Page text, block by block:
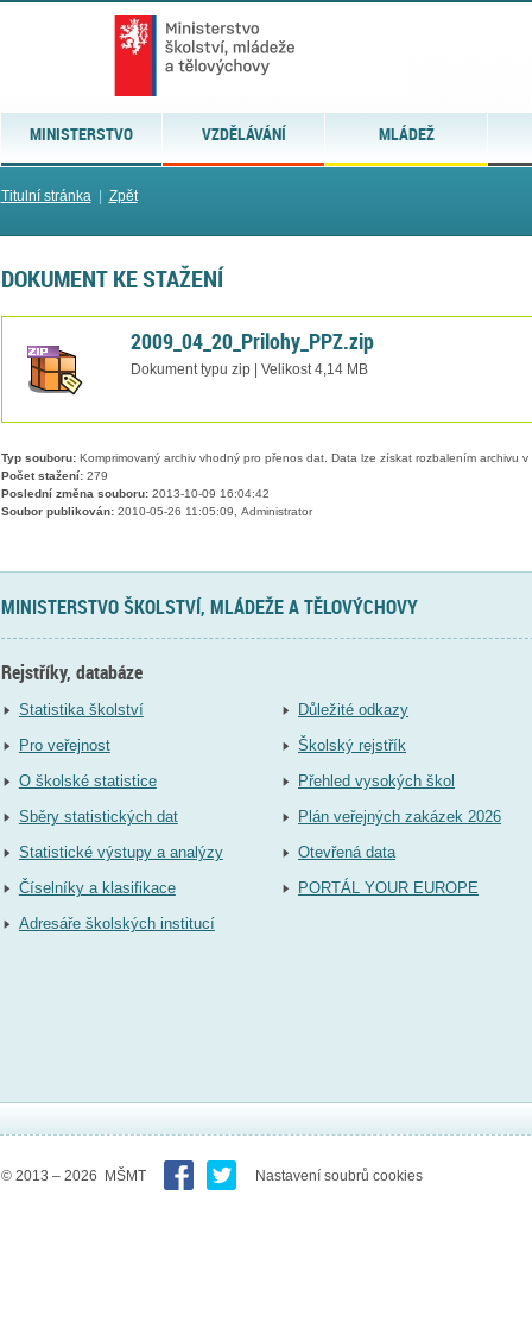
MINISTERSTVO VZDĚLÁVÁNÍ MLÁDEŽ
Titulní stránka| Zpět
DOKUMENT KE STAŽENÍ
2009_04_20_Prilohy_PPZ.zip
Dokument typu zip | Velikost 4,14 MB
Typ souboru:Komprimovaný archiv vhodný pro přenos dat. Data lze získat rozbalením archivu
Počet stažení:279
Poslední změna souboru:2013-10-09 16:04:42
Soubor publikován:2010-05-26 11:05:09, Administrator
MINISTERSTVO ŠKOLSTVÍ, MLÁDEŽE A TĚLOVÝCHOVY
Rejstříky, databáze
Statistika školství
Pro veřejnost
O školské statistice
Sběry statistických dat
Statistické výstupy a analýzy
Číselníky a klasifikace
Adresáře školských institucí
Důležité odkazy
Školský rejstřík
Přehled vysokých škol
Plán veřejných zakázek 2026
Otevřená data
PORTÁL YOUR EUROPE
© 2013 – 2026 MŠMT Nastavení soubrů cookies